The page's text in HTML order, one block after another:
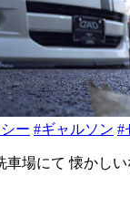
ー #ギャルソン #
車場にて 懐かし